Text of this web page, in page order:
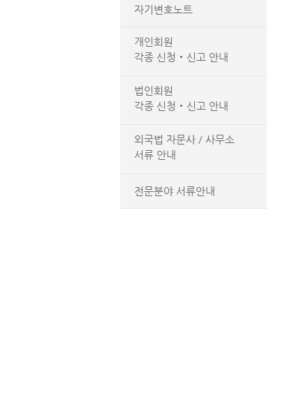
자기변호노트
개인회원
각종 신청‧신고 안내
법인회원
각종 신청‧신고 안내
외국법 자문사 / 사무소
서류 안내
전문분야 서류안내